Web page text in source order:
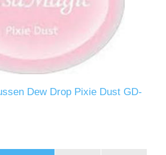
Dew Drop Pixie Dust GD-